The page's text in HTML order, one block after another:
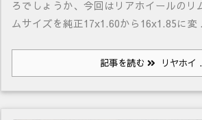
ろでしょうか、今回はリアホイールのリ
ムサイズを純正17x1.60から16x1.85に変
記事を読む リヤホイ